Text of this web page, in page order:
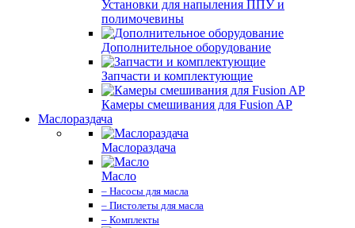
Установки для напыления ППУ и
полимочевины
Дополнительное оборудование
Запчасти и комплектующие
Камеры смешивания для Fusion AP
Маслораздача
Маслораздача
Масло
– Насосы для масла
– Пистолеты для масла
– Комплекты